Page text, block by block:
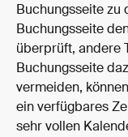
Buchungsseite zu
Buchungsseite
überprüft, andere
Buchungsseite
vermeiden,
ein verfügbares
sehr vollen